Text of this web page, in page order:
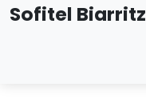
Sofitel Biarritz